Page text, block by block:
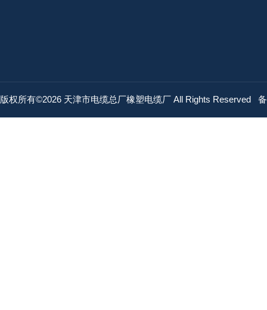
版权所有©2026 天津市电缆总厂橡塑电缆厂 All Rights Reserved